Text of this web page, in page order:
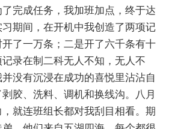
完成任务，我加班加点，终于达
期间，在开机中我创造了两项记
了一万条；二是开了六千条有十
录在制二科无人不知，无人不
没有沉浸在成功的喜悦里沾沾自
胶、洗料、调机和换线沟。八月
就连班组长都对我刮目相看。期